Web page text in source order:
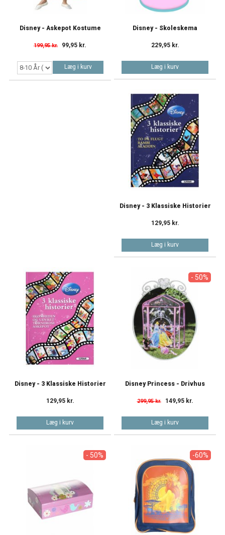
Disney - Askepot Kostume
199,95 kr. 99,95 kr.
Læg i kurv
Disney - Skoleskema
229,95 kr.
Læg i kurv
Disney - 3 Klassiske Historier
129,95 kr.
Læg i kurv
Disney - 3 Klassiske Historier
129,95 kr.
Læg i kurv
- 50%
Disney Princess - Drivhus
299,95 kr. 149,95 kr.
Læg i kurv
- 50% -60%